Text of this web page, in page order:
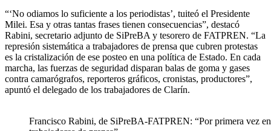
“‘No odiamos lo suficiente a los periodistas’, tuiteó el Presidente
Milei. Esa y otras tantas frases tienen consecuencias”, destacó
Rabini, secretario adjunto de SiPreBA y tesorero de FATPREN. “La
represión sistemática a trabajadores de prensa que cubren protestas
es la cristalización de ese posteo en una política de Estado. En cada
marcha, las fuerzas de seguridad disparan balas de goma y gases
contra camarógrafos, reporteros gráficos, cronistas, productores”,
apuntó el delegado de los trabajadores de Clarín.
Francisco Rabini, de SiPreBA-FATPREN: “Por primera vez